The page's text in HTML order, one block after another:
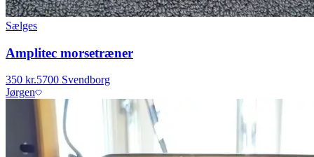
Sælges
Amplitec morsetræner
350 kr.5700 Svendborg
Jørgen